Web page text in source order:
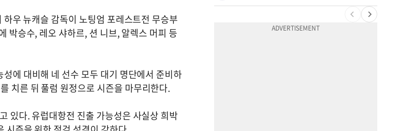
우 뉴캐슬 감독이 노팅엄 포레스트전 무승부
박승수, 레오 샤하르, 션 니브, 알렉스 머피 등
에 대비해 네 선수 모두 대기 명단에서 준비하
치른 뒤 풀럼 원정으로 시즌을 마무리한다.
있다. 유럽대항전 진출 가능성은 사실상 희박